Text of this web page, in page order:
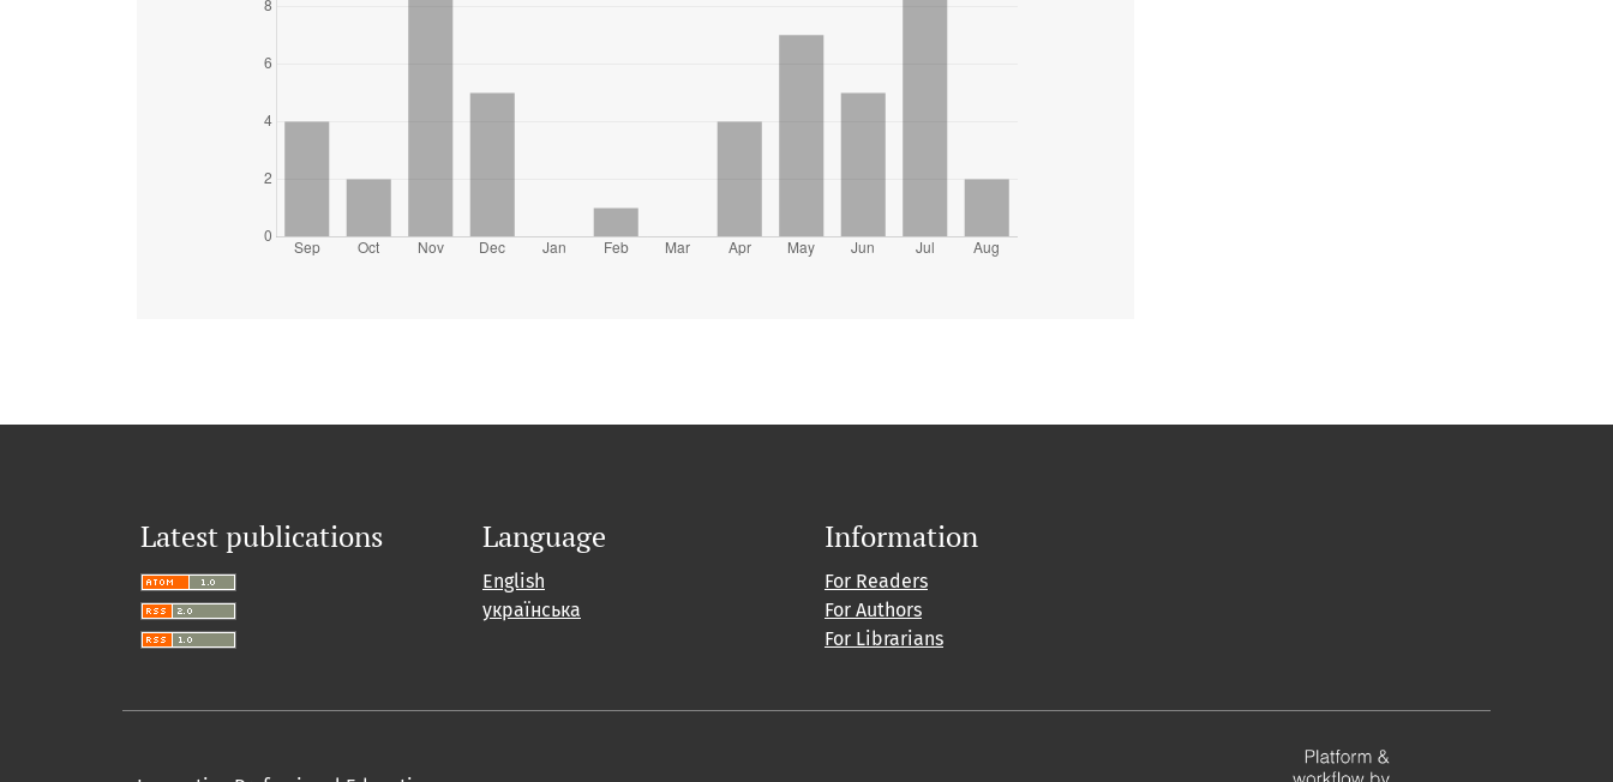
Latest publications Language
English
українська
Information
For Readers
For Authors
For Librarians